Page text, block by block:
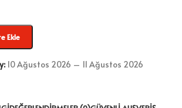
Ekle
10 Ağustos 2026 – 11 Ağustos 2026